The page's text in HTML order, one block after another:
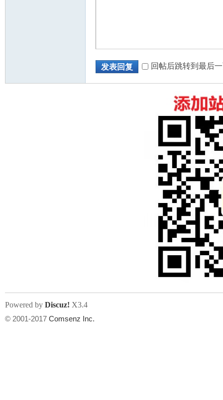
发表回复 回帖后跳转到最后
Powered by Discuz! X3.4
© 2001-2017 Comsenz Inc.